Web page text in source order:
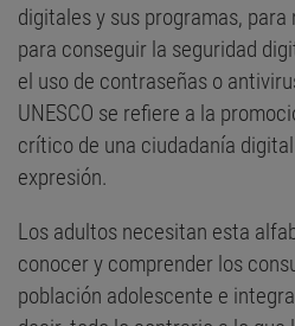
digitales y sus programas,
para conseguir la seguridad
el uso de contraseñas o
UNESCO se refiere a la
crítico de una ciudadanía
expresión.
Los adultos necesitan esta
conocer y comprender los
población adolescente e